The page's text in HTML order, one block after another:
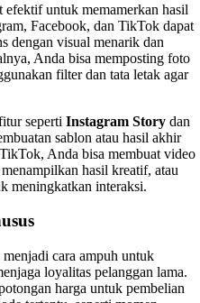
efektif untuk memamerkan hasil
Facebook, dan TikTok dapat
dengan visual menarik dan
Anda bisa memposting foto
filter dan tata letak agar
seperti Instagram Story dan
sablon atau hasil akhir
Anda bisa membuat video
hasil kreatif, atau
meningkatkan interaksi.
cara ampuh untuk
loyalitas pelanggan lama.
harga untuk pembelian